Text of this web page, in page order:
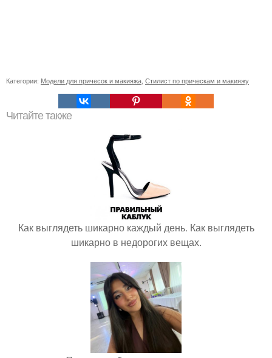
Категории: Модели для причесок и макияжа Стилист по прическам и макияжу
Читайте также
Как выглядеть шикарно каждый день. Как выглядеть
шикарно в недорогих вещах.